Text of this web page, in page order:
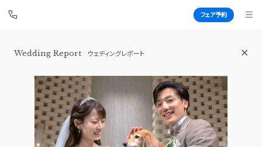
フェア予約
白金迎賓館 アートグレイスクラブ
TOP
トップ
BRIDAL FAIR
ブライダルフェア
Wedding Report ウェディングレポート